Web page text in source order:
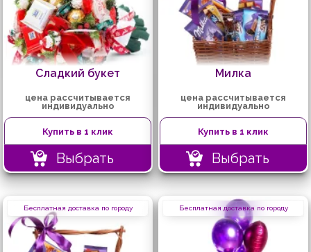
Сладкий букет
цена рассчитывается
индивидуально
Купить в 1 клик
Выбрать
Милка
цена рассчитывается
индивидуально
Купить в 1 клик
Выбрать
Бесплатная доставка по городу Бесплатная доставка по городу